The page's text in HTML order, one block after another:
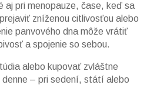
aj pri menopauze, čase, keď sa
zníženou citlivosťou alebo
panvového dna môže vrátiť
a spojenie so sebou.
alebo kupovať zvláštne
– pri sedení, státí alebo